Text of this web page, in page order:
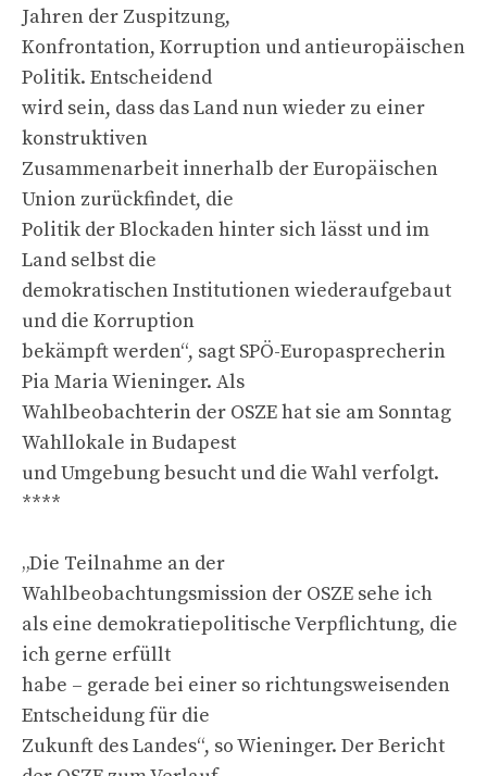
Jahren der Zuspitzung,
Konfrontation, Korruption und antieuropäischen
Politik. Entscheidend
wird sein, dass das Land nun wieder zu einer
konstruktiven
Zusammenarbeit innerhalb der Europäischen
Union zurückfindet, die
Politik der Blockaden hinter sich lässt und im
Land selbst die
demokratischen Institutionen wiederaufgebaut
und die Korruption
bekämpft werden“, sagt SPÖ-Europasprecherin
Pia Maria Wieninger. Als
Wahlbeobachterin der OSZE hat sie am Sonntag
Wahllokale in Budapest
und Umgebung besucht und die Wahl verfolgt.
****
„Die Teilnahme an der
Wahlbeobachtungsmission der OSZE sehe ich
als eine demokratiepolitische Verpflichtung, die
ich gerne erfüllt
habe – gerade bei einer so richtungsweisenden
Entscheidung für die
Zukunft des Landes“, so Wieninger. Der Bericht